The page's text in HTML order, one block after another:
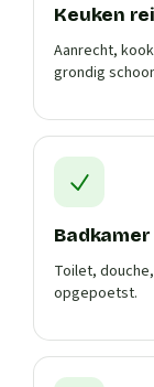
Keuken
Aanrecht,
grondig
Toilet,
opgepoetst.